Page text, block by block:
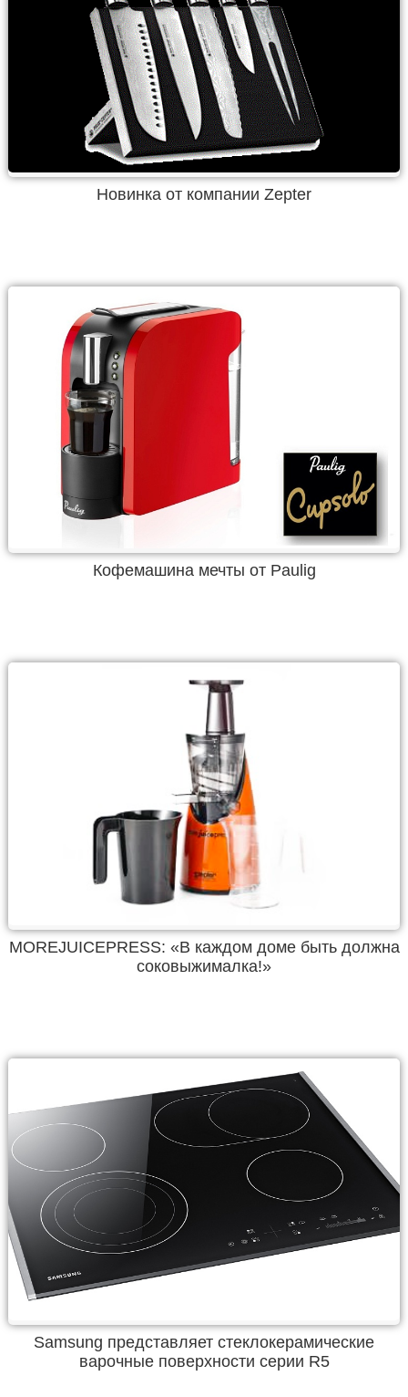
Новинка от компании Zepter
Кофемашина мечты от Paulig
MOREJUICEPRESS: «В каждом доме быть должна
соковыжималка!»
Samsung представляет стеклокерамические
варочные поверхности серии R5